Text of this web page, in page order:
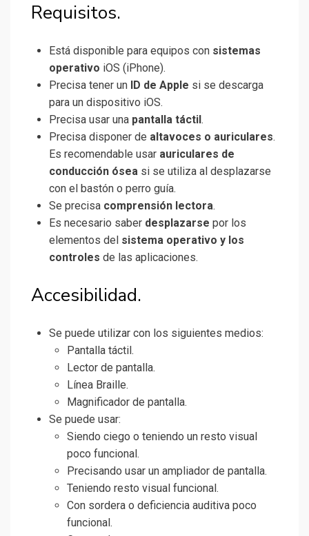
Requisitos.
Está disponible para equipos con sistemas
operativo iOS (iPhone).
Precisa tener un ID de Apple si se descarga
para un dispositivo iOS.
Precisa usar una pantalla táctil .
Precisa disponer de altavoces o auriculares.
Es recomendable usar auriculares de
conducción ósea si se utiliza al desplazarse
con el bastón o perro guía.
Se precisa comprensión lectora.
Es necesario saber desplazarse por los
elementos del sistema operativo y los
controles de las aplicaciones.
Accesibilidad.
Se puede utilizar con los siguientes medios:
Pantalla táctil.
Lector de pantalla.
Línea Braille.
Magnificador de pantalla.
Se puede usar:
Siendo ciego o teniendo un resto visual
poco funcional.
Precisando usar un ampliador de pantalla.
Teniendo resto visual funcional.
Con sordera o deficiencia auditiva poco
funcional.